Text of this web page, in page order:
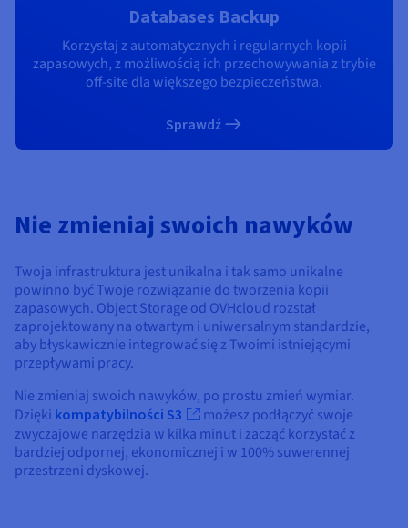
Databases Backup
Korzystaj z automatycznych i regularnych kopii
zapasowych, z możliwością ich przechowywania z trybie
off-site dla większego bezpieczeństwa.
Sprawdź
Nie zmieniaj swoich nawyków
Twoja infrastruktura jest unikalna i tak samo unikalne
powinno być Twoje rozwiązanie do tworzenia kopii
zapasowych. Object Storage od OVHcloud rozstał
zaprojektowany na otwartym i uniwersalnym standardzie,
aby błyskawicznie integrować się z Twoimi istniejącymi
przepływami pracy.
Nie zmieniaj swoich nawyków, po prostu zmień wymiar.
Dzięki kompatybilności S3
możesz podłączyć swoje
zwyczajowe narzędzia w kilka minut i zacząć korzystać z
bardziej odpornej, ekonomicznej i w 100% suwerennej
przestrzeni dyskowej.